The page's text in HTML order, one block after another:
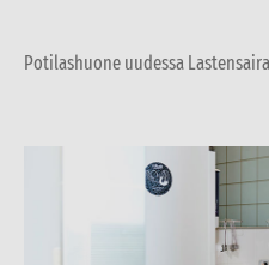
Potilashuone uudessa